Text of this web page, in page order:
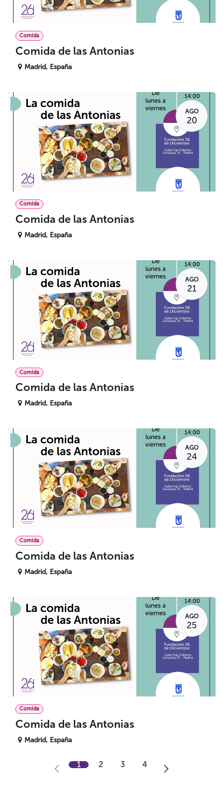
Comida
Comida de las Antonias
Madrid, España
AGO
20
Comida
Comida de las Antonias
Madrid, España
AGO
21
Comida
Comida de las Antonias
Madrid, España
AGO
24
Comida
Comida de las Antonias
Madrid, España
AGO
25
Comida
Comida de las Antonias
Madrid, España
1 2 3 4